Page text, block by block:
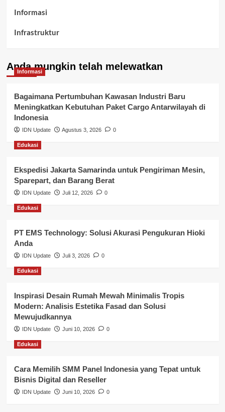
Informasi
Infrastruktur
Kepegawaian & ASN Banyuasin
Kesehatan
Keuangan
Lalu Lintas
Layanan Publik Kabupaten Banyuasin
Nasional
Pemerintahan
Pendidikan
Perbankan & Keuangan
Perpajakan & Keuangan
Profil Wilayah Banyuasin
Sosial & Budaya
Sosial & Kesejahteraan
Anda mungkin telah melewatkan
Informasi
Bagaimana Pertumbuhan Kawasan Industri Baru
Meningkatkan Kebutuhan Paket Cargo Antarwilayah di
Indonesia
IDN Update Agustus 3, 2026 0
Edukasi
Ekspedisi Jakarta Samarinda untuk Pengiriman Mesin,
Sparepart, dan Barang Berat
IDN Update Juli 12, 2026 0
Edukasi
PT EMS Technology: Solusi Akurasi Pengukuran Hioki
Anda
IDN Update Juli 3, 2026 0
Edukasi
Inspirasi Desain Rumah Mewah Minimalis Tropis
Modern: Analisis Estetika Fasad dan Solusi
Mewujudkannya
IDN Update Juni 10, 2026 0
Edukasi
Cara Memilih SMM Panel Indonesia yang Tepat untuk
Bisnis Digital dan Reseller
IDN Update Juni 10, 2026 0